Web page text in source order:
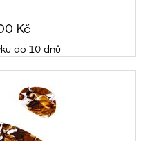
Kč
do 10 dnů